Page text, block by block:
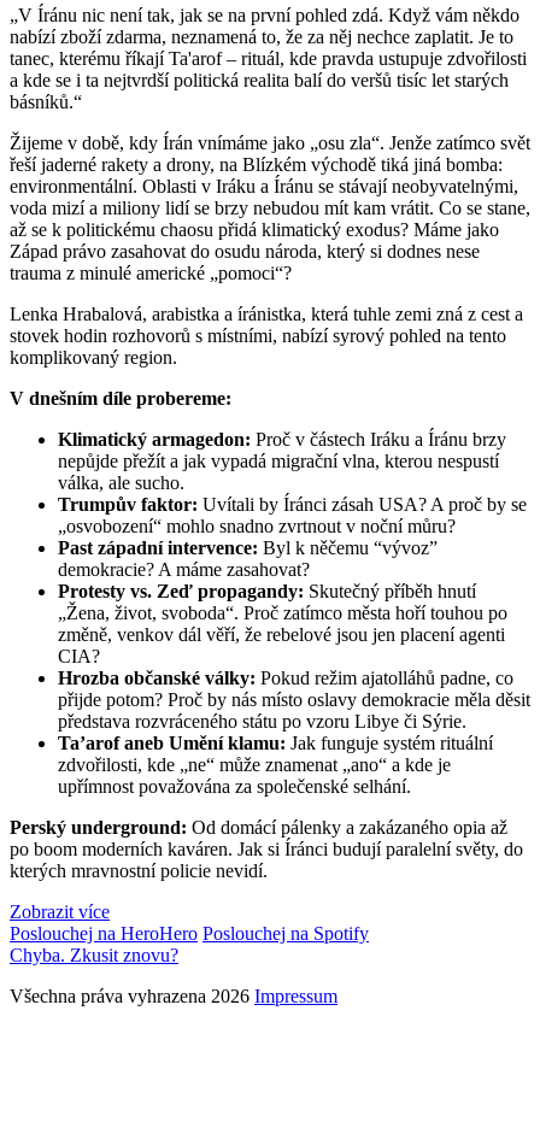
„V Íránu nic není tak, jak se na první pohled zdá. Když vám někdo
nabízí zboží zdarma, neznamená to, že za něj nechce zaplatit. Je to
tanec, kterému říkají Ta'arof – rituál, kde pravda ustupuje zdvořilosti
a kde se i ta nejtvrdší politická realita balí do veršů tisíc let starých
básníků.“
Žijeme v době, kdy Írán vnímáme jako „osu zla“. Jenže zatímco svět
řeší jaderné rakety a drony, na Blízkém východě tiká jiná bomba:
environmentální. Oblasti v Iráku a Íránu se stávají neobyvatelnými,
voda mizí a miliony lidí se brzy nebudou mít kam vrátit. Co se stane,
až se k politickému chaosu přidá klimatický exodus? Máme jako
Západ právo zasahovat do osudu národa, který si dodnes nese
trauma z minulé americké „pomoci“?
Lenka Hrabalová, arabistka a íránistka, která tuhle zemi zná z cest a
stovek hodin rozhovorů s místními, nabízí syrový pohled na tento
komplikovaný region.
V dnešním díle probereme:
Klimatický armagedon: Proč v částech Iráku a Íránu brzy
nepůjde přežít a jak vypadá migrační vlna, kterou nespustí
válka, ale sucho.
Trumpův faktor: Uvítali by Íránci zásah USA? A proč by se
„osvobození“ mohlo snadno zvrtnout v noční můru?
Past západní intervence: Byl k něčemu “vývoz”
demokracie? A máme zasahovat?
Protesty vs. Zeď propagandy: Skutečný příběh hnutí
„Žena, život, svoboda“. Proč zatímco města hoří touhou po
změně, venkov dál věří, že rebelové jsou jen placení agenti
CIA?
Hrozba občanské války: Pokud režim ajatolláhů padne, co
přijde potom? Proč by nás místo oslavy demokracie měla děsit
představa rozvráceného státu po vzoru Libye či Sýrie.
Ta’arof aneb Umění klamu: Jak funguje systém rituální
zdvořilosti, kde „ne“ může znamenat „ano“ a kde je
upřímnost považována za společenské selhání.
Perský underground: Od domácí pálenky a zakázaného opia až
po boom moderních kaváren. Jak si Íránci budují paralelní světy, do
kterých mravnostní policie nevidí.
Zobrazit více
Poslouchej na HeroHero Poslouchej na Spotify
Chyba. Zkusit znovu?
Všechna práva vyhrazena 2026 Impressum